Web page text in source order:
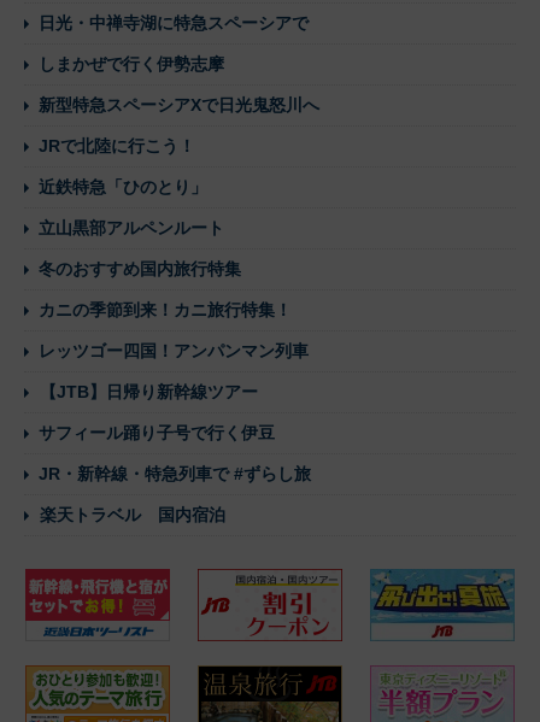
日光・中禅寺湖に特急スペーシアで
しまかぜで行く伊勢志摩
新型特急スペーシアXで日光鬼怒川へ
JRで北陸に行こう！
近鉄特急「ひのとり」
立山黒部アルペンルート
冬のおすすめ国内旅行特集
カニの季節到来！カニ旅行特集！
レッツゴー四国！アンパンマン列車
【JTB】日帰り新幹線ツアー
サフィール踊り子号で行く伊豆
JR・新幹線・特急列車で #ずらし旅
楽天トラベル 国内宿泊